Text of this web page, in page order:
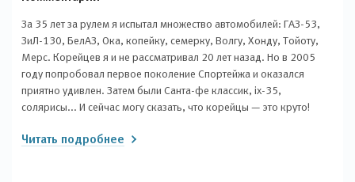
За 35 лет за рулем я испытал множество автомобилей: ГАЗ-53,
ЗиЛ-130, БелАЗ, Ока, копейку, семерку, Волгу, Хонду, Тойоту,
Мерс. Корейцев я и не рассматривал 20 лет назад. Но в 2005
году попробовал первое поколение Спортейжа и оказался
приятно удивлен. Затем были Санта-фе классик, ix-35,
солярисы... И сейчас могу сказать, что корейцы — это круто!
конкурентам — Toyota Camry, Ford Mondeo, Hyundai Sonata, даже
Читать подробнее